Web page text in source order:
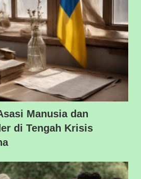
Manusia dan
di Tengah Krisis